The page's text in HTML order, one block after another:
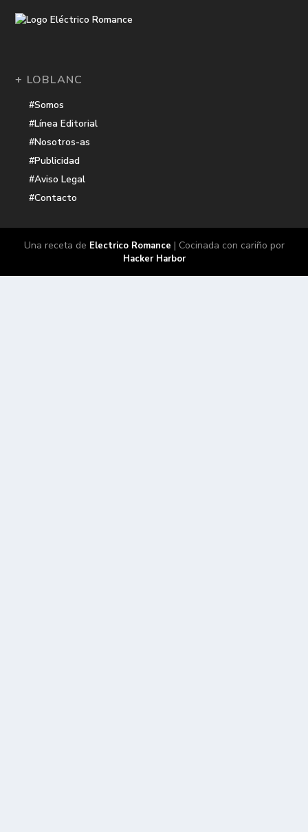
+ LOBLANC
#Somos
#Línea Editorial
#Nosotros-as
#Publicidad
#Aviso Legal
#Contacto
Una receta de Electrico Romance | Cocinada con cariño por
Hacker Harbor